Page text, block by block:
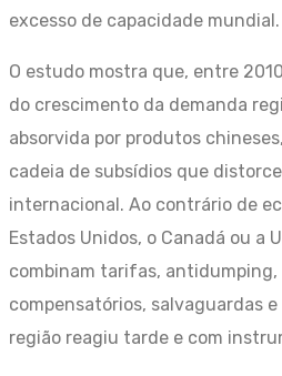
excesso de capacidade mundial.
O estudo mostra que, entre
do crescimento da demanda
absorvida por produtos
cadeia de subsídios que
internacional. Ao contrário de
Estados Unidos, o Canadá ou a
combinam tarifas, antidumping,
compensatórios, salvaguardas
região reagiu tarde e com